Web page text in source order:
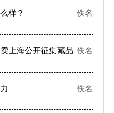
样？ 佚名
上海公开征集藏品 佚名
佚名